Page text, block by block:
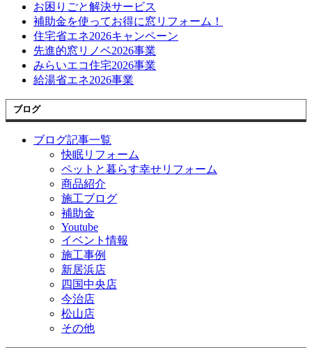
お困りごと解決サービス
補助金を使ってお得に窓リフォーム！
住宅省エネ2026キャンペーン
先進的窓リノベ2026事業
みらいエコ住宅2026事業
給湯省エネ2026事業
ブログ
ブログ記事一覧
快眠リフォーム
ペットと暮らす幸せリフォーム
商品紹介
施工ブログ
補助金
Youtube
イベント情報
施工事例
新居浜店
四国中央店
今治店
松山店
その他